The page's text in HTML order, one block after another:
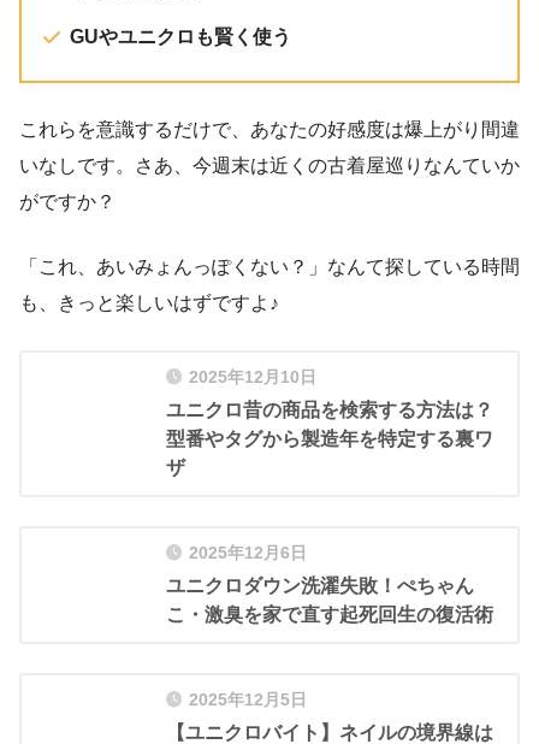
GUやユニクロも賢く使う
これらを意識するだけで、あなたの好感度は爆上がり間違
いなしです。さあ、今週末は近くの古着屋巡りなんていか
がですか？
「これ、あいみょんっぽくない？」なんて探している時間
も、きっと楽しいはずですよ♪
2025年12月10日
ユニクロ昔の商品を検索する方法は？
型番やタグから製造年を特定する裏ワ
ザ
2025年12月6日
ユニクロダウン洗濯失敗！ぺちゃん
こ・激臭を家で直す起死回生の復活術
2025年12月5日
【ユニクロバイト】ネイルの境界線は